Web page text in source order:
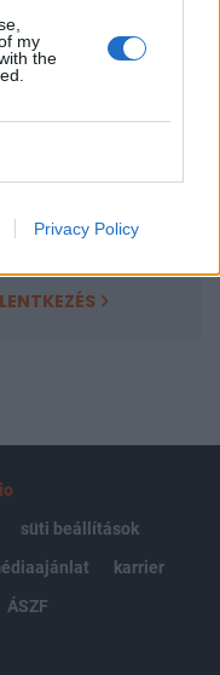
my
the
Privacy Policy
belüli
süti beállítások
karrier
ÁSZF